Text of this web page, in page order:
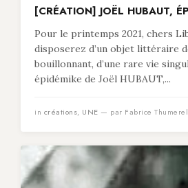
[CRÉATION] JOËL HUBAUT,
Pour le printemps 2021, chers
disposerez d’un objet littéraire
bouillonnant, d’une rare vie
épidémike de Joël HUBAUT,...
in créations, UNE — par Fabrice Thumerel